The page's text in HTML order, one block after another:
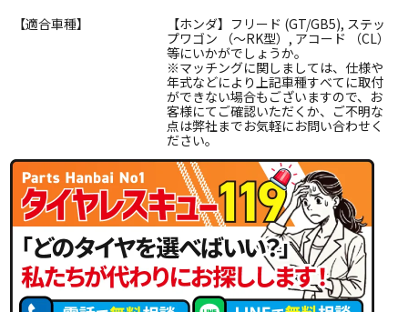
【適合車種】
【ホンダ】フリード (GT/GB5), ステッ
プワゴン （～RK型）, アコード （CL）
等にいかがでしょうか。
※マッチングに関しましては、仕様や
年式などにより上記車種すべてに取付
ができない場合もございますので、お
客様にてご確認いただくか、ご不明な
点は弊社までお気軽にお問い合わせく
ださい。